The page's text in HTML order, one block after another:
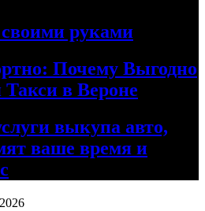
руками
Почему Выгодно
Такси в Вероне
выкупа авто,
ваше время и